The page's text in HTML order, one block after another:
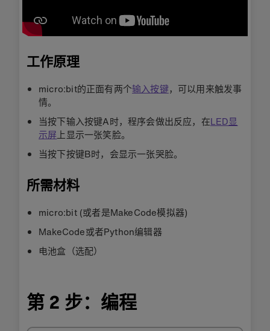
工作原理
micro:bit的正面有两个输入按键，可以用来触发事
情。
当按下输入按键A时，程序会做出反应，在LED显
示屏 上显示一张笑脸。
当按下按键B时，会显示一张哭脸。
所需材料
micro:bit (或者是MakeCode模拟器)
MakeCode或者Python编辑器
电池盒（选配）
第 2 步：编程